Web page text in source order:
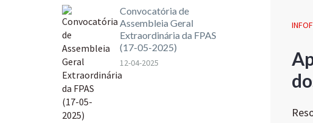
Convocatória de
Assembleia Geral
Extraordinária da FPAS
(17-05-2025)
12-04-2025